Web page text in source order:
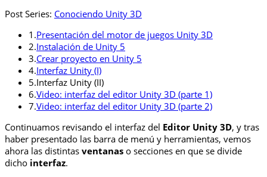
Post Series: Conociendo Unity 3D
1.Presentación del motor de juegos Unity 3D
2.Instalación de Unity 5
3.Crear proyecto en Unity 5
4.Interfaz Unity (I)
5.Interfaz Unity (II)
6.Video: interfaz del editor Unity 3D (parte 1)
7.Video: interfaz del editor Unity 3D (parte 2)
Continuamos revisando el interfaz del Editor Unity 3D, y tras
haber presentado las barra de menú y herramientas, vemos
ahora las distintas ventanas o secciones en que se divide
dicho interfaz.